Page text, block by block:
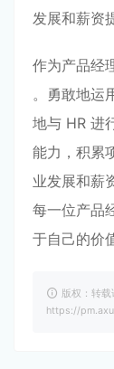
发展和薪资
作为产品经
。勇敢地运
地与 HR 进
能力，积累
业发展和薪
每一位产品
于自己的价
版权：转载
https://